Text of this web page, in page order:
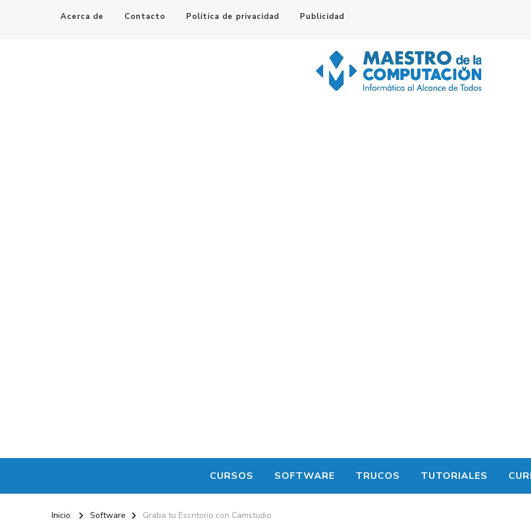
Acerca de Contacto Política de privacidad Publicidad
CURSOS SOFTWARE TRUCOS TUTORIALES
Inicio Software Graba tu Escritorio con Camstudio